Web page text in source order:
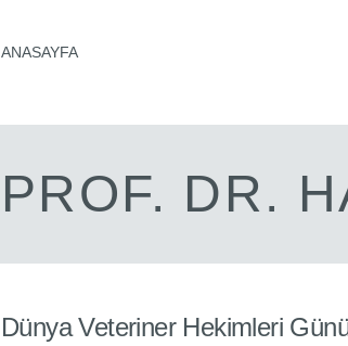
ANASAYFA
PROF. DR.
Dünya Veteriner Hekimleri